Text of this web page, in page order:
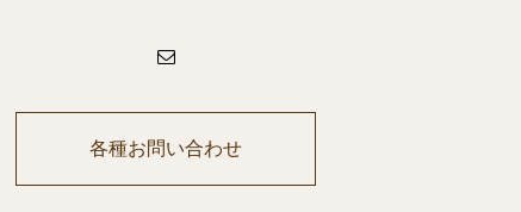
各種お問い合わせ